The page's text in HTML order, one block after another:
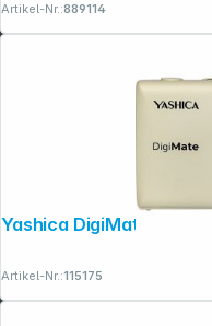
Artikel-Nr.:889114
Artikel-Nr.:115175